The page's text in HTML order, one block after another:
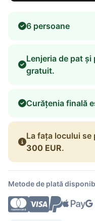
6 persoane
Lenjeria de pat
gratuit.
Curățenia finală
La fața locului se
300 EUR.
Metode de plată